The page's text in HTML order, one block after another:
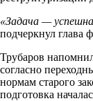
«Задача —
подчеркнул глава
Трубаров
согласно
нормам старого
подготовка